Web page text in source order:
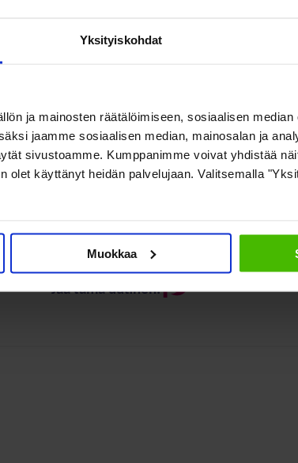
Yksityiskohdat
ja mainosten räätälöimiseen, sosiaalisen
jaamme sosiaalisen median, mainosalan ja
sivustoamme. Kumppanimme voivat yhdistää
olet käyttänyt heidän palvelujaan. Valitsemalla
Muokkaa
pitää työnhakijoiden henkilökohtaisen tapaamisen
ja vaatii selkeyttämistä, jotta se huomioisi paremmin
kokonaisuudessaan työttömän
sääntelyn tarkentamista erityisesti heikommassa
Jaa tämä uutinen: